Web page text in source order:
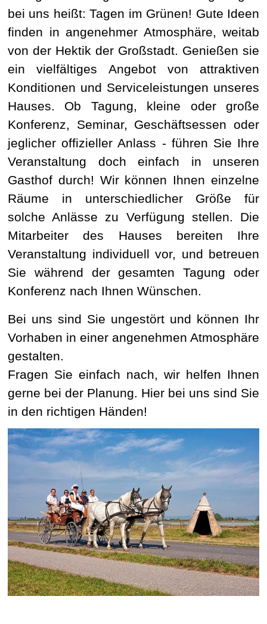
bei uns heißt: Tagen im Grünen! Gute Ideen
finden in angenehmer Atmosphäre, weitab
von der Hektik der Großstadt. Genießen sie
ein vielfältiges Angebot von attraktiven
Konditionen und Serviceleistungen unseres
Hauses. Ob Tagung, kleine oder große
Konferenz, Seminar, Geschäftsessen oder
jeglicher offizieller Anlass - führen Sie Ihre
Veranstaltung doch einfach in unseren
Gasthof durch! Wir können Ihnen einzelne
Räume in unterschiedlicher Größe für
solche Anlässe zu Verfügung stellen. Die
Mitarbeiter des Hauses bereiten Ihre
Veranstaltung individuell vor, und betreuen
Sie während der gesamten Tagung oder
Konferenz nach Ihnen Wünschen.
Bei uns sind Sie ungestört und können Ihr
Vorhaben in einer angenehmen Atmosphäre
gestalten.
Fragen Sie einfach nach, wir helfen Ihnen
gerne bei der Planung. Hier bei uns sind Sie
in den richtigen Händen!